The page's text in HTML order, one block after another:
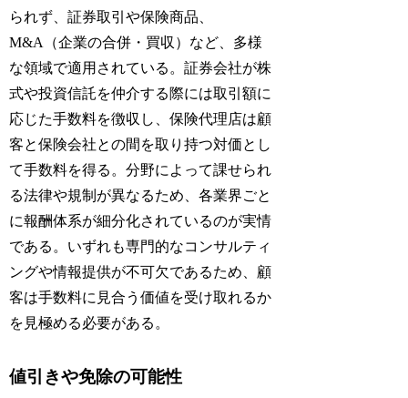
られず、証券取引や保険商品、
M&A（企業の合併・買収）など、多様
な領域で適用されている。証券会社が株
式や投資信託を仲介する際には取引額に
応じた手数料を徴収し、保険代理店は顧
客と保険会社との間を取り持つ対価とし
て手数料を得る。分野によって課せられ
る法律や規制が異なるため、各業界ごと
に報酬体系が細分化されているのが実情
である。いずれも専門的なコンサルティ
ングや情報提供が不可欠であるため、顧
客は手数料に見合う価値を受け取れるか
を見極める必要がある。
値引きや免除の可能性